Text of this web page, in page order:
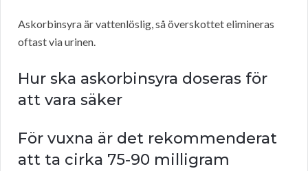
Askorbinsyra är vattenlöslig, så överskottet elimineras
oftast via urinen.
Hur ska askorbinsyra doseras för
att vara säker
För vuxna är det rekommenderat
att ta cirka 75-90 milligram